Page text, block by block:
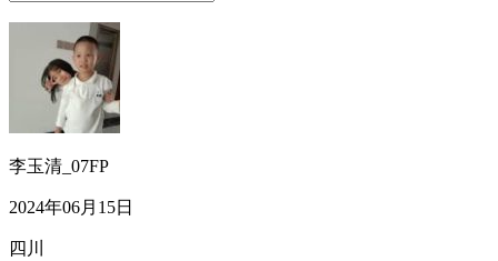
李玉清_07FP
2024年06月15日
四川